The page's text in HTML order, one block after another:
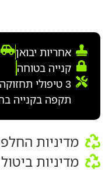
אחריות יבואן
קנייה בטוחה
תקפה בקנייה
מדיניות
מדיניות ביטול